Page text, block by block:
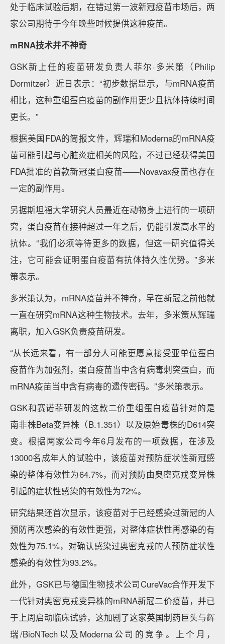
处于临床试验后期，在错过第一波新冠疫苗市场后，两
家公司期待于今年晚些时候提供这种疫苗。
mRNA技术并不神奇
GSK新上任的疫苗研发负责人菲尔·多米策（Philip
Dormitzer）近日表示：“初步数据显示，与mRNA疫苗
相比，这种重组蛋白疫苗的副作用更少且抗体持续时间
更长。”
根据美国FDA的简报文件，辉瑞和Moderna的mRNA疫
苗可能引起与心脏炎症相关的风险，不过已经获得美国
FDA批准的首款新冠蛋白疫苗——Novavax疫苗也存在
一定的副作用。
另据斯坦福大学研究人员最近在动物身上进行的一项研
究，蛋白疫苗在接种超过一年之后，仍能引发高水平的
抗体。“我们必须等待更多的数据，但这一研究值得关
注，它可能会证明蛋白疫苗有抗体持久性优势。”多米
策表示。
多米策认为，mRNA疫苗并不神奇，早在新冠之前他就
一直在研究mRNA这种生物技术。去年，多米策从辉瑞
离职，加入GSK负责疫苗研发。
“从长远来看，有一部分人可能更愿意接受亚单位蛋白
疫苗作为加强剂，蛋白疫苗当中含有病毒刺突蛋白，而
mRNA疫苗当中含有病毒的遗传密码。”多米策表示。
GSK和赛诺菲研发的这款二价重组蛋白疫苗针对的是
南非株Beta变异株（B.1.351）以及原始毒株的D614突
变。根据两家公司今年6月发布的一项数据，在涉及
13000名成年人的试验中，该疫苗对预防症状性新冠感
染的整体有效性为64.7%，而对预防由奥密克戎变异株
引起的症状性感染的有效性为72%。
研究结果还首次显示，该疫苗对于已经感染过新冠的人
预防再次感染的有效性更强，对整体症状性再感染的有
效性为75.1%，对确认感染过奥密克戎的人预防症状性
感染的有效性为93.2%。
此外，GSK已与德国生物技术公司CureVac合作开发下
一代针对奥密克戎变异株的mRNA新冠二价疫苗，并已
于上周启动临床试验，这加剧了这家英国制药巨头与辉
瑞/BioNTech以及Moderna公司的竞争。上个月，